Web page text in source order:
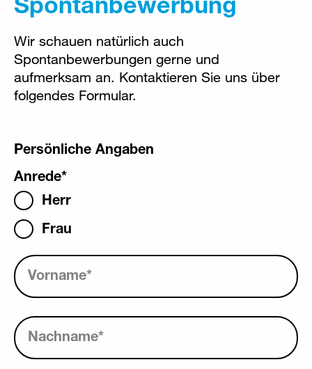
Wir schauen natürlich auch
Spontanbewerbungen gerne und
aufmerksam an. Kontaktieren Sie uns über
folgendes Formular.
Persönliche Angaben
Anrede*
Herr
Frau
Vorname*
Nachname*